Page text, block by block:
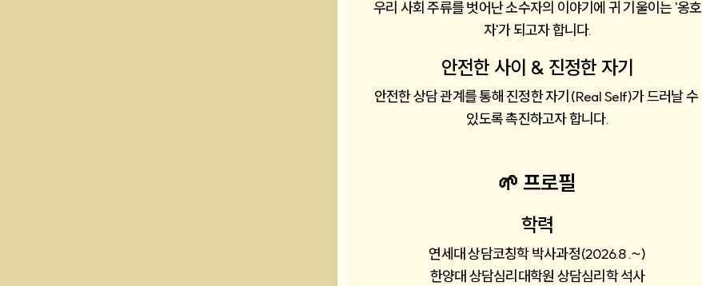
우리 사회 주류를 벗어난 소수자의 이야기에 귀 기울이는 '옹호
자'가 되고자 합니다.
안전한 사이 & 진정한 자기
안전한 상담 관계를 통해 진정한 자기(Real Self)가 드러날 수
있도록 촉진하고자 합니다.
🌱 프로필
학력
연세대 상담코칭학 박사과정(2026.8 .~)
한양대 상담심리대학원 상담심리학 석사